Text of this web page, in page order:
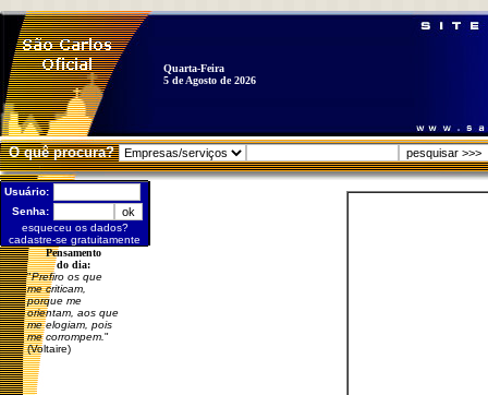
Quarta-Feira
5 de Agosto de 2026
O quê procura?
Usuário:
Senha:
esqueceu os dados?
cadastre-se gratuitamente
Pensamento
do dia:
"Prefiro os que
me criticam,
porque me
orientam, aos que
me elogiam, pois
me corrompem. "
(Voltaire)